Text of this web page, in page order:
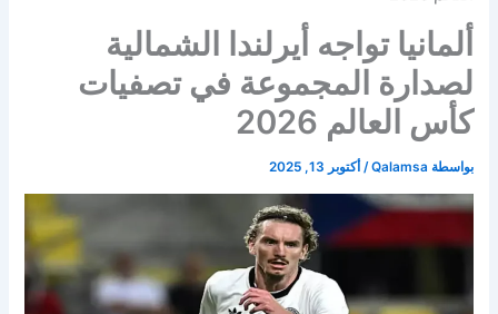
ألمانيا تواجه أيرلندا الشمالية
لصدارة المجموعة في تصفيات
كأس العالم 2026
بواسطة Qalamsa
/ أكتوبر 13, 2025